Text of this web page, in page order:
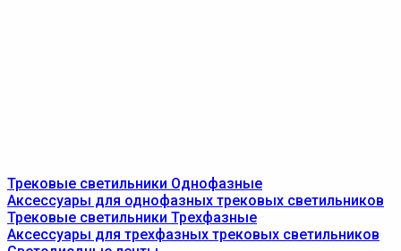
Трековые светильники Однофазные
Аксессуары для однофазных трековых светильников
Трековые светильники Трехфазные
Аксессуары для трехфазных трековых светильников